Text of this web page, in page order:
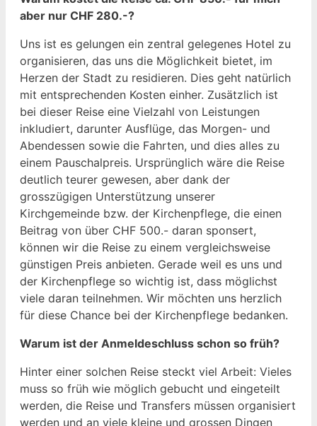
aber nur CHF 280.-?
Uns ist es gelungen ein zentral gelegenes Hotel zu
organisieren, das uns die Möglichkeit bietet, im
Herzen der Stadt zu residieren. Dies geht natürlich
mit entsprechenden Kosten einher. Zusätzlich ist
bei dieser Reise eine Vielzahl von Leistungen
inkludiert, darunter Ausflüge, das Morgen- und
Abendessen sowie die Fahrten, und dies alles zu
einem Pauschalpreis. Ursprünglich wäre die Reise
deutlich teurer gewesen, aber dank der
grosszügigen Unterstützung unserer
Kirchgemeinde bzw. der Kirchenpflege, die einen
Beitrag von über CHF 500.- daran sponsert,
können wir die Reise zu einem vergleichsweise
günstigen Preis anbieten. Gerade weil es uns und
der Kirchenpflege so wichtig ist, dass möglichst
viele daran teilnehmen. Wir möchten uns herzlich
für diese Chance bei der Kirchenpflege bedanken.
Warum ist der Anmeldeschluss schon so früh?
Hinter einer solchen Reise steckt viel Arbeit: Vieles
muss so früh wie möglich gebucht und eingeteilt
werden, die Reise und Transfers müssen organisiert
werden und an viele kleine und grossen Dingen